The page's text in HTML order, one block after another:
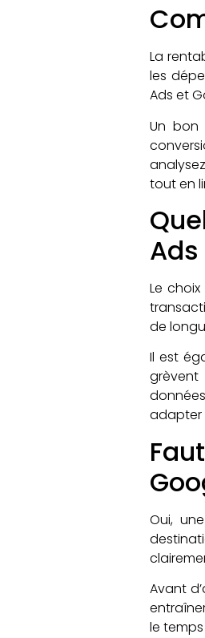
La
les
Ads et
Un bon
tout en
Ads
Le
de
Il est
grèvent
adapter
Oui,
Avant
le